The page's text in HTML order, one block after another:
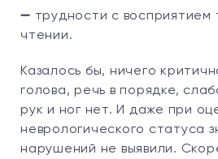
➖ трудности с восприятием
чтении.
Казалось бы, ничего
голова, речь в порядке,
рук и ног нет. И даже при
неврологического статуса
нарушений не выявили.